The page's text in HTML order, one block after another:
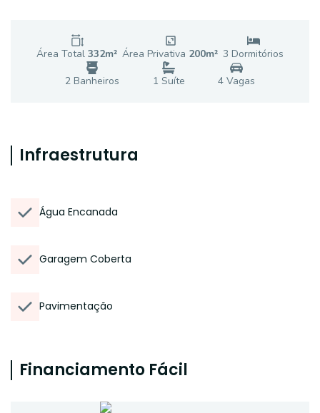
Área Total 332m² Área Privativa 200m² 3 Dormitórios
2 Banheiros 1 Suíte 4Vagas
Infraestrutura
Água Encanada
Garagem Coberta
Pavimentação
Financiamento Fácil